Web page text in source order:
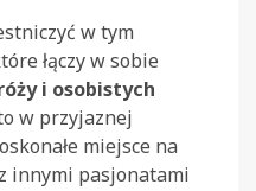
w tym
łączy w sobie
i osobistych
w przyjaznej
miejsce na
innymi pasjonatami